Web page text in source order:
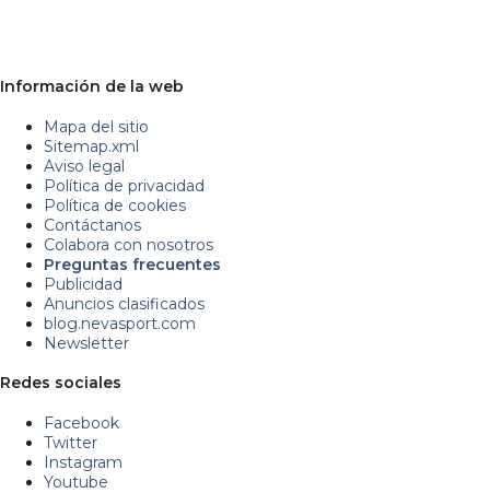
Información de la web
Mapa del sitio
Sitemap.xml
Aviso legal
Política de privacidad
Política de cookies
Contáctanos
Colabora con nosotros
Preguntas frecuentes
Publicidad
Anuncios clasificados
blog.nevasport.com
Newsletter
Redes sociales
Facebook
Twitter
Instagram
Youtube